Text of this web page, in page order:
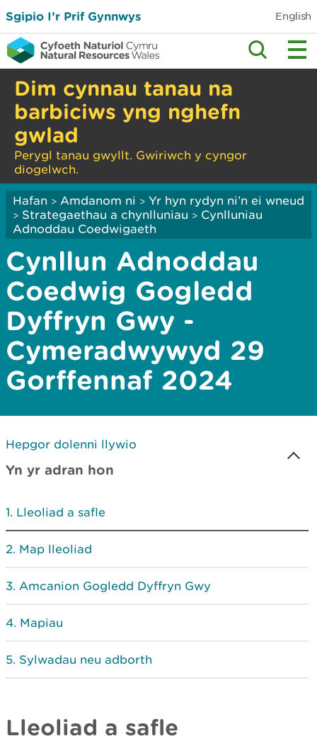
Sgipio I’r Prif Gynnwys English
Dim cynnau tanau na
barbiciws yng nghefn
gwlad
Perygl tanau gwyllt. Gwiriwch y cyngor
diogelwch.
Hafan > Amdanom ni > Yr hyn rydyn ni’n ei wneud
> Strategaethau a chynlluniau > Cynlluniau
Adnoddau Coedwigaeth
Cynllun Adnoddau
Coedwig Gogledd
Dyffryn Gwy -
Cymeradwywyd 29
Gorffennaf 2024
Hepgor dolenni llywio
Yn yr adran hon
Lleoliad a safle
Map lleoliad
Amcanion Gogledd Dyffryn Gwy
Mapiau
Sylwadau neu adborth
Lleoliad a safle